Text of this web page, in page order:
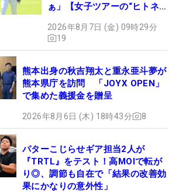
ぁ」【女子ツアーの“ヒトネ
2026年8月7日 (金) 09時29分
19
熊本出身の秋吉翔太と重永亜斗夢が
熊本県庁を訪問 「JOYX OPEN」
で集めた義援金を贈呈
2026年8月6日 (木) 18時43分 8
パターこじらせギア担当2人が
『TRTL』をテスト！高MOIで転が
り◎、調節も自在で「結果の改善効
果にかなりの意外性」